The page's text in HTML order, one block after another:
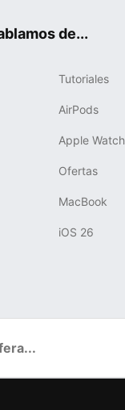
de...
Tutoriales
AirPods
Apple Watch
Ofertas
MacBook
iOS 26